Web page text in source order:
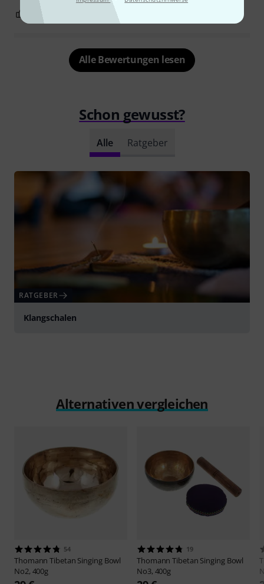
BEWERTUNG MELDEN
Alle Bewertungen lesen
Schon gewusst?
Alle Ratgeber
RATGEBER
Klangschalen
Alternativen vergleichen
54
ThomannTibetan Singing Bowl
No2, 400g
19
ThomannTibetan Singing Bowl
No3, 400g